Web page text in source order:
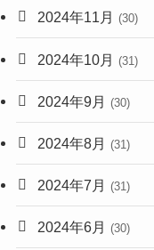
2024年11月 (30)
2024年10月 (31)
2024年9月 (30)
2024年8月 (31)
2024年7月 (31)
2024年6月 (30)